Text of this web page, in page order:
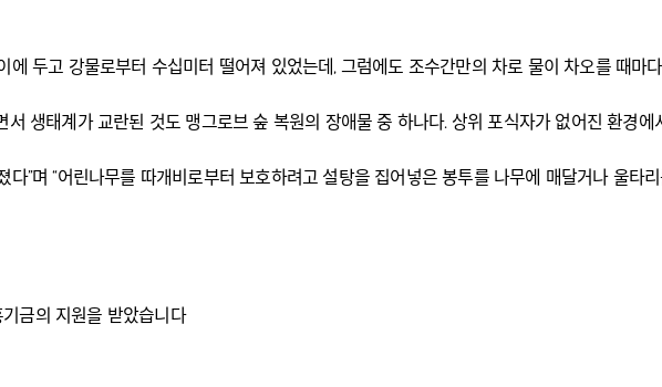
두고 강물로부터 수십미터 떨어져 있었는데, 그럼에도 조수간만의 차로 물이 차오를 때마
생태계가 교란된 것도 맹그로브 숲 복원의 장애물 중 하나다. 상위 포식자가 없어진 환경
다”며 “어린나무를 따개비로부터 보호하려고 설탕을 집어넣은 봉투를 나무에 매달거나 울타
금의 지원을 받았습니다